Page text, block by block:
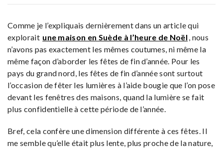
Comme je l’expliquais dernièrement dans un article qui
explorait une maison en Suède à l’heure de Noël , nous
n’avons pas exactement les mêmes coutumes, ni même la
même façon d’aborder les fêtes de fin d’année. Pour les
pays du grand nord, les fêtes de fin d’année sont surtout
l’occasion de fêter les lumières à l’aide bougie que l’on pose
devant les fenêtres des maisons, quand la lumière se fait
plus confidentielle à cette période de l’année.
Bref, cela confère une dimension différente à ces fêtes. Il
me semble qu’elle était plus lente, plus proche de la nature,